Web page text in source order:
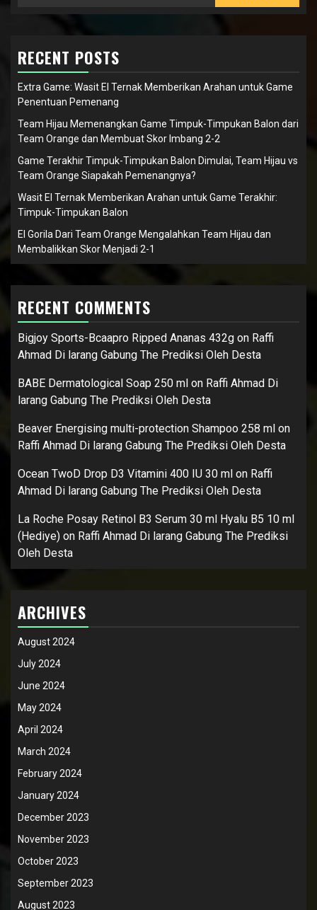
RECENT POSTS
Extra Game: Wasit El Ternak Memberikan Arahan untuk Game
Penentuan Pemenang
Team Hijau Memenangkan Game Timpuk-Timpukan Balon dari
Team Orange dan Membuat Skor Imbang 2-2
Game Terakhir Timpuk-Timpukan Balon Dimulai, Team Hijau vs
Team Orange Siapakah Pemenangnya?
Wasit El Ternak Memberikan Arahan untuk Game Terakhir:
Timpuk-Timpukan Balon
El Gorila Dari Team Orange Mengalahkan Team Hijau dan
Membalikkan Skor Menjadi 2-1
RECENT COMMENTS
Bigjoy Sports-Bcaapro Ripped Ananas 432g on Raffi
Ahmad Di larang Gabung The Prediksi Oleh Desta
BABE Dermatological Soap 250 ml on Raffi Ahmad Di
larang Gabung The Prediksi Oleh Desta
Beaver Energising multi-protection Shampoo 258 ml on
Raffi Ahmad Di larang Gabung The Prediksi Oleh Desta
Ocean TwoD Drop D3 Vitamini 400 IU 30 ml on Raffi
Ahmad Di larang Gabung The Prediksi Oleh Desta
La Roche Posay Retinol B3 Serum 30 ml Hyalu B5 10 ml
(Hediye) on Raffi Ahmad Di larang Gabung The Prediksi
Oleh Desta
ARCHIVES
August 2024
July 2024
June 2024
May 2024
April 2024
March 2024
February 2024
January 2024
December 2023
November 2023
October 2023
September 2023
August 2023